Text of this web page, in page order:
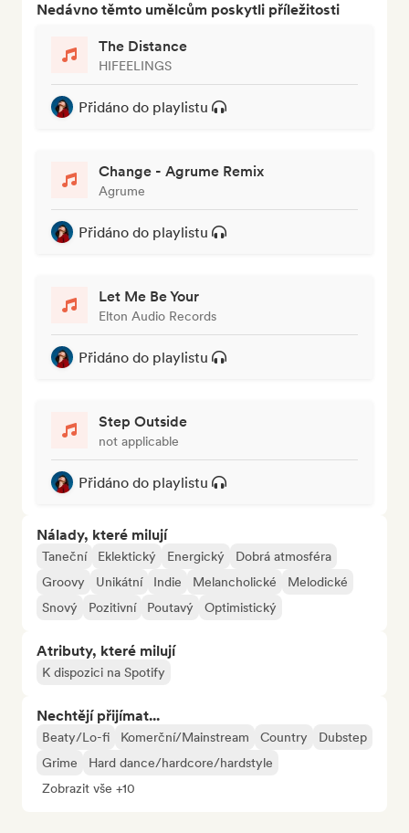
Nedávno těmto umělcům poskytli příležitosti
The Distance
HIFEELINGS
Přidáno do playlistu
Change - Agrume Remix
Agrume
Přidáno do playlistu
Let Me Be Your
Elton Audio Records
Přidáno do playlistu
Step Outside
not applicable
Přidáno do playlistu
Nálady, které milují
Taneční Eklektický Energický
Dobrá atmosféra
Groovy
Unikátní Indie Melancholické
Melodické
Snový
Pozitivní Poutavý Optimistický
Atributy, které milují
K dispozici na Spotify
Nechtějí přijímat...
Beaty/Lo-fi Komerční/Mainstream Country
Dubstep
Grime
Hard dance/hardcore/hardstyle
Zobrazit vše +10